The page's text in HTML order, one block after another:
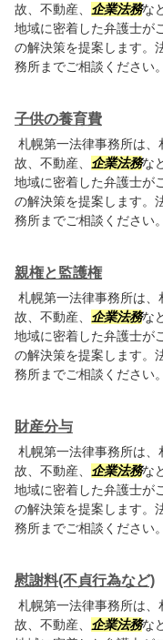
故、不動産、 企業法務な
地域に密着した弁護士が
の解決策を提案します。
務所までご相談ください。
子供の養育費
札幌第一法律事務所は
故、不動産、 企業法務な
地域に密着した弁護士が
の解決策を提案します。
務所までご相談ください。
親権と監護権
札幌第一法律事務所は
故、不動産、 企業法務な
地域に密着した弁護士が
の解決策を提案します。
務所までご相談ください。
財産分与
札幌第一法律事務所は
故、不動産、 企業法務な
地域に密着した弁護士が
の解決策を提案します。
務所までご相談ください。
慰謝料(不貞行為など)
札幌第一法律事務所は
故、不動産、 企業法務な